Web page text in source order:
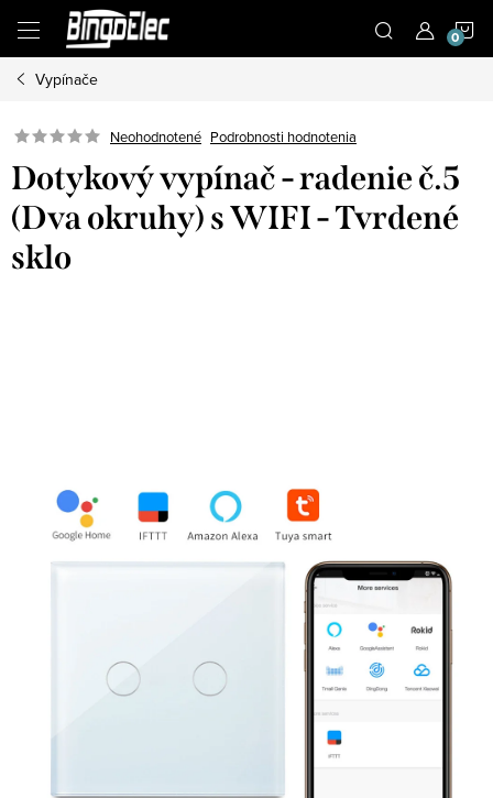
obsah
Vypínače
Neohodnotené Podrobnosti hodnotenia
Dotykový vypínač - radenie č.5
(Dva okruhy) s WIFI - Tvrdené
sklo